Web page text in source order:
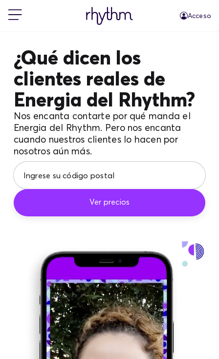
Acceso
Pequeñas empresas
PowerShift
Acerca de Rhythm
Blog
¿Qué dicen los
clientes reales de
Energia del Rhythm?
Nos encanta contarte por qué manda el
Energia del Rhythm. Pero nos encanta
cuando nuestros clientes lo hacen por
nosotros aún más.
Ver precios